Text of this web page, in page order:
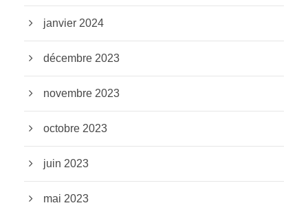
janvier 2024
décembre 2023
novembre 2023
octobre 2023
juin 2023
mai 2023